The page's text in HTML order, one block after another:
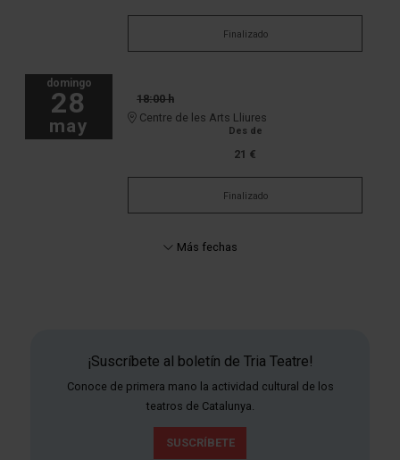
Finalizado
domingo
28
may
18:00 h
Centre de les Arts Lliures
Des de
21 €
Finalizado
Más fechas
¡Suscríbete al boletín de Tria Teatre!
Conoce de primera mano la actividad cultural de los
teatros de Catalunya.
SUSCRÍBETE